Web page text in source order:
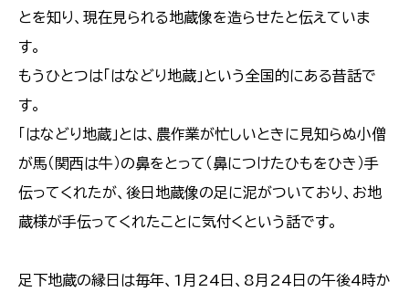
とを知り、現在見られる地蔵像を造らせたと伝えていま
す。
もうひとつは「はなどり地蔵」という全国的にある昔話で
す。
「はなどり地蔵」とは、農作業が忙しいときに見知らぬ小僧
が馬（関西は牛）の鼻をとって（鼻につけたひもをひき）手
伝ってくれたが、後日地蔵像の足に泥がついており、お地
蔵様が手伝ってくれたことに気付くという話です。
足下地蔵の縁日は毎年、1月24日、8月24日の午後4時か